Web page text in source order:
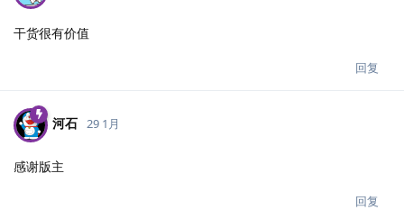
干货很有价值
回复
河石 29 1月
感谢版主
回复